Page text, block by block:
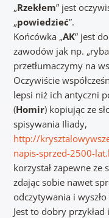
„Rzekłem” jest
„powiedzieć”.
Końcówka „AK” jest
zawodów jak np.
przetłumaczymy na
Oczywiście
lepsi niż ich antyczni
(Homir) kopiując ze
spisywania Iliady,
http://
napis-sprzed-2500-
korzystał zapewne ze
zdając sobie nawet
odczytywania i wyszło
Jest to dobry